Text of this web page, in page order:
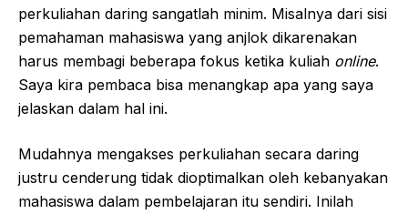
perkuliahan daring sangatlah minim. Misalnya dari sisi
pemahaman mahasiswa yang anjlok dikarenakan
harus membagi beberapa fokus ketika kuliah online.
Saya kira pembaca bisa menangkap apa yang saya
jelaskan dalam hal ini.
Mudahnya mengakses perkuliahan secara daring
justru cenderung tidak dioptimalkan oleh kebanyakan
mahasiswa dalam pembelajaran itu sendiri. Inilah